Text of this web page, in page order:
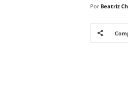
Por Beatriz